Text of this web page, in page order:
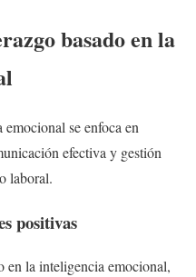
basado en la
se enfoca en
efectiva y gestión
laboral.
positivas
en la inteligencia emocional,